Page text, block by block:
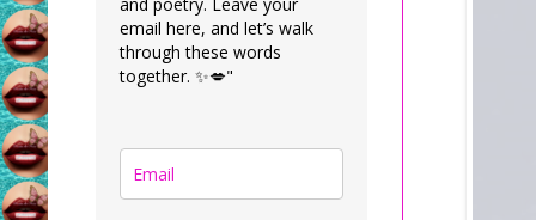
email here, and let’s walk
through these words
together. ✨💋"